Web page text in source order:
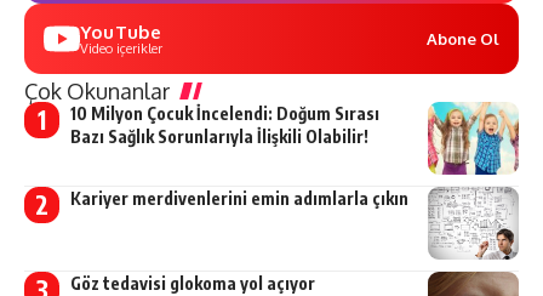
YouTube
Video içerikler Abone Ol
Çok Okunanlar
10 Milyon Çocuk İncelendi: Doğum Sırası
Bazı Sağlık Sorunlarıyla İlişkili Olabilir!
Kariyer merdivenlerini emin adımlarla çıkın
Göz tedavisi glokoma yol açıyor